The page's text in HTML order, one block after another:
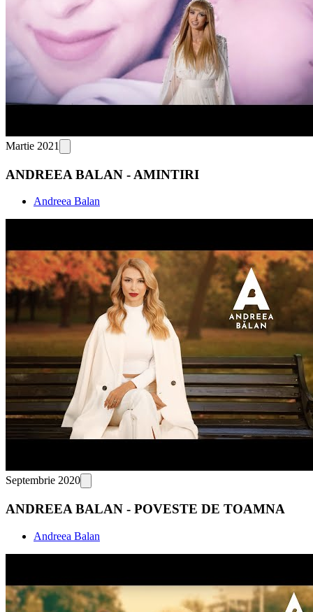
Martie 2021
ANDREEA BALAN - AMINTIRI
Andreea Balan
Septembrie 2020
ANDREEA BALAN - POVESTE DE TOAMNA
Andreea Balan